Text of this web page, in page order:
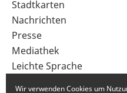
Fußbereich
Stadtkarten
Nachrichten
Presse
Mediathek
Leichte Sprache
Wir verwenden Cookies um